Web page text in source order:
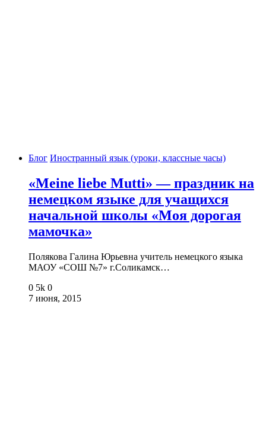
Блог Иностранный язык (уроки, классные часы)
«Meine liebe Mutti» — праздник на
немецком языке для учащихся
начальной школы «Моя дорогая
мамочка»
Полякова Галина Юрьевна учитель немецкого языка
МАОУ «СОШ №7» г.Соликамск…
0 5k 0
7 июня, 2015